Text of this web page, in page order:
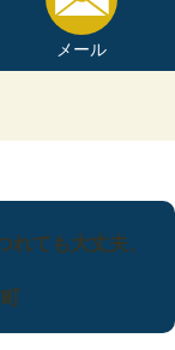
メール
れても大丈夫、